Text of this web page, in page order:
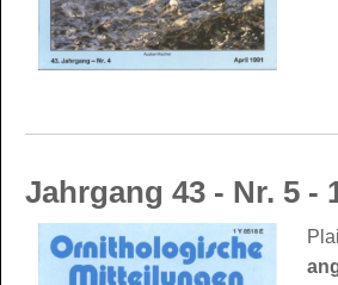
Jahrgang 43 - Nr. 5 -